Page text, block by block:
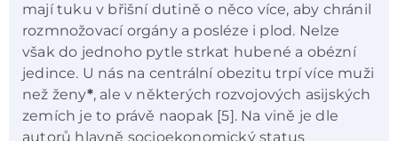
mají tuku v břišní dutině o něco více, aby chránil
rozmnožovací orgány a posléze i plod. Nelze
však do jednoho pytle strkat hubené a obézní
jedince. U nás na centrální obezitu trpí více muži
než ženy*, ale v některých rozvojových asijských
zemích je to právě naopak [5]. Na vině je dle
autorů hlavně socioekonomický status